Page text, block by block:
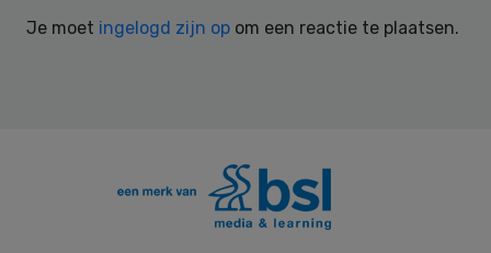
Je moet ingelogd zijn op om een reactie te plaatsen.